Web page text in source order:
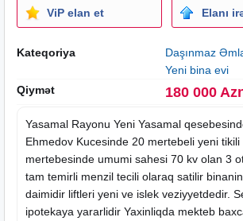
ViP elan et Elanı
Kateqoriya
Daşınmaz
Yeni bina evi
Qiymət
180 000
Yasamal Rayonu Yeni Yasamal
Ehmedov Kucesinde 20 mertebeli yeni tikili
mertebesinde umumi sahesi 70 kv olan 3
tam temirli menzil tecili olaraq satilir
daimidir liftleri yeni ve islek veziyyetdedir.
ipotekaya yararlidir Yaxinliqda mekteb